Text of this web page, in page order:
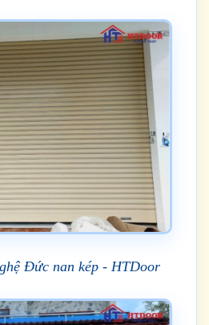
Đức nan kép - HTDoor